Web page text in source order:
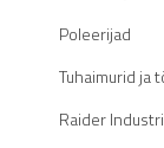
Poleerijad
Tuhaimurid ja
Raider